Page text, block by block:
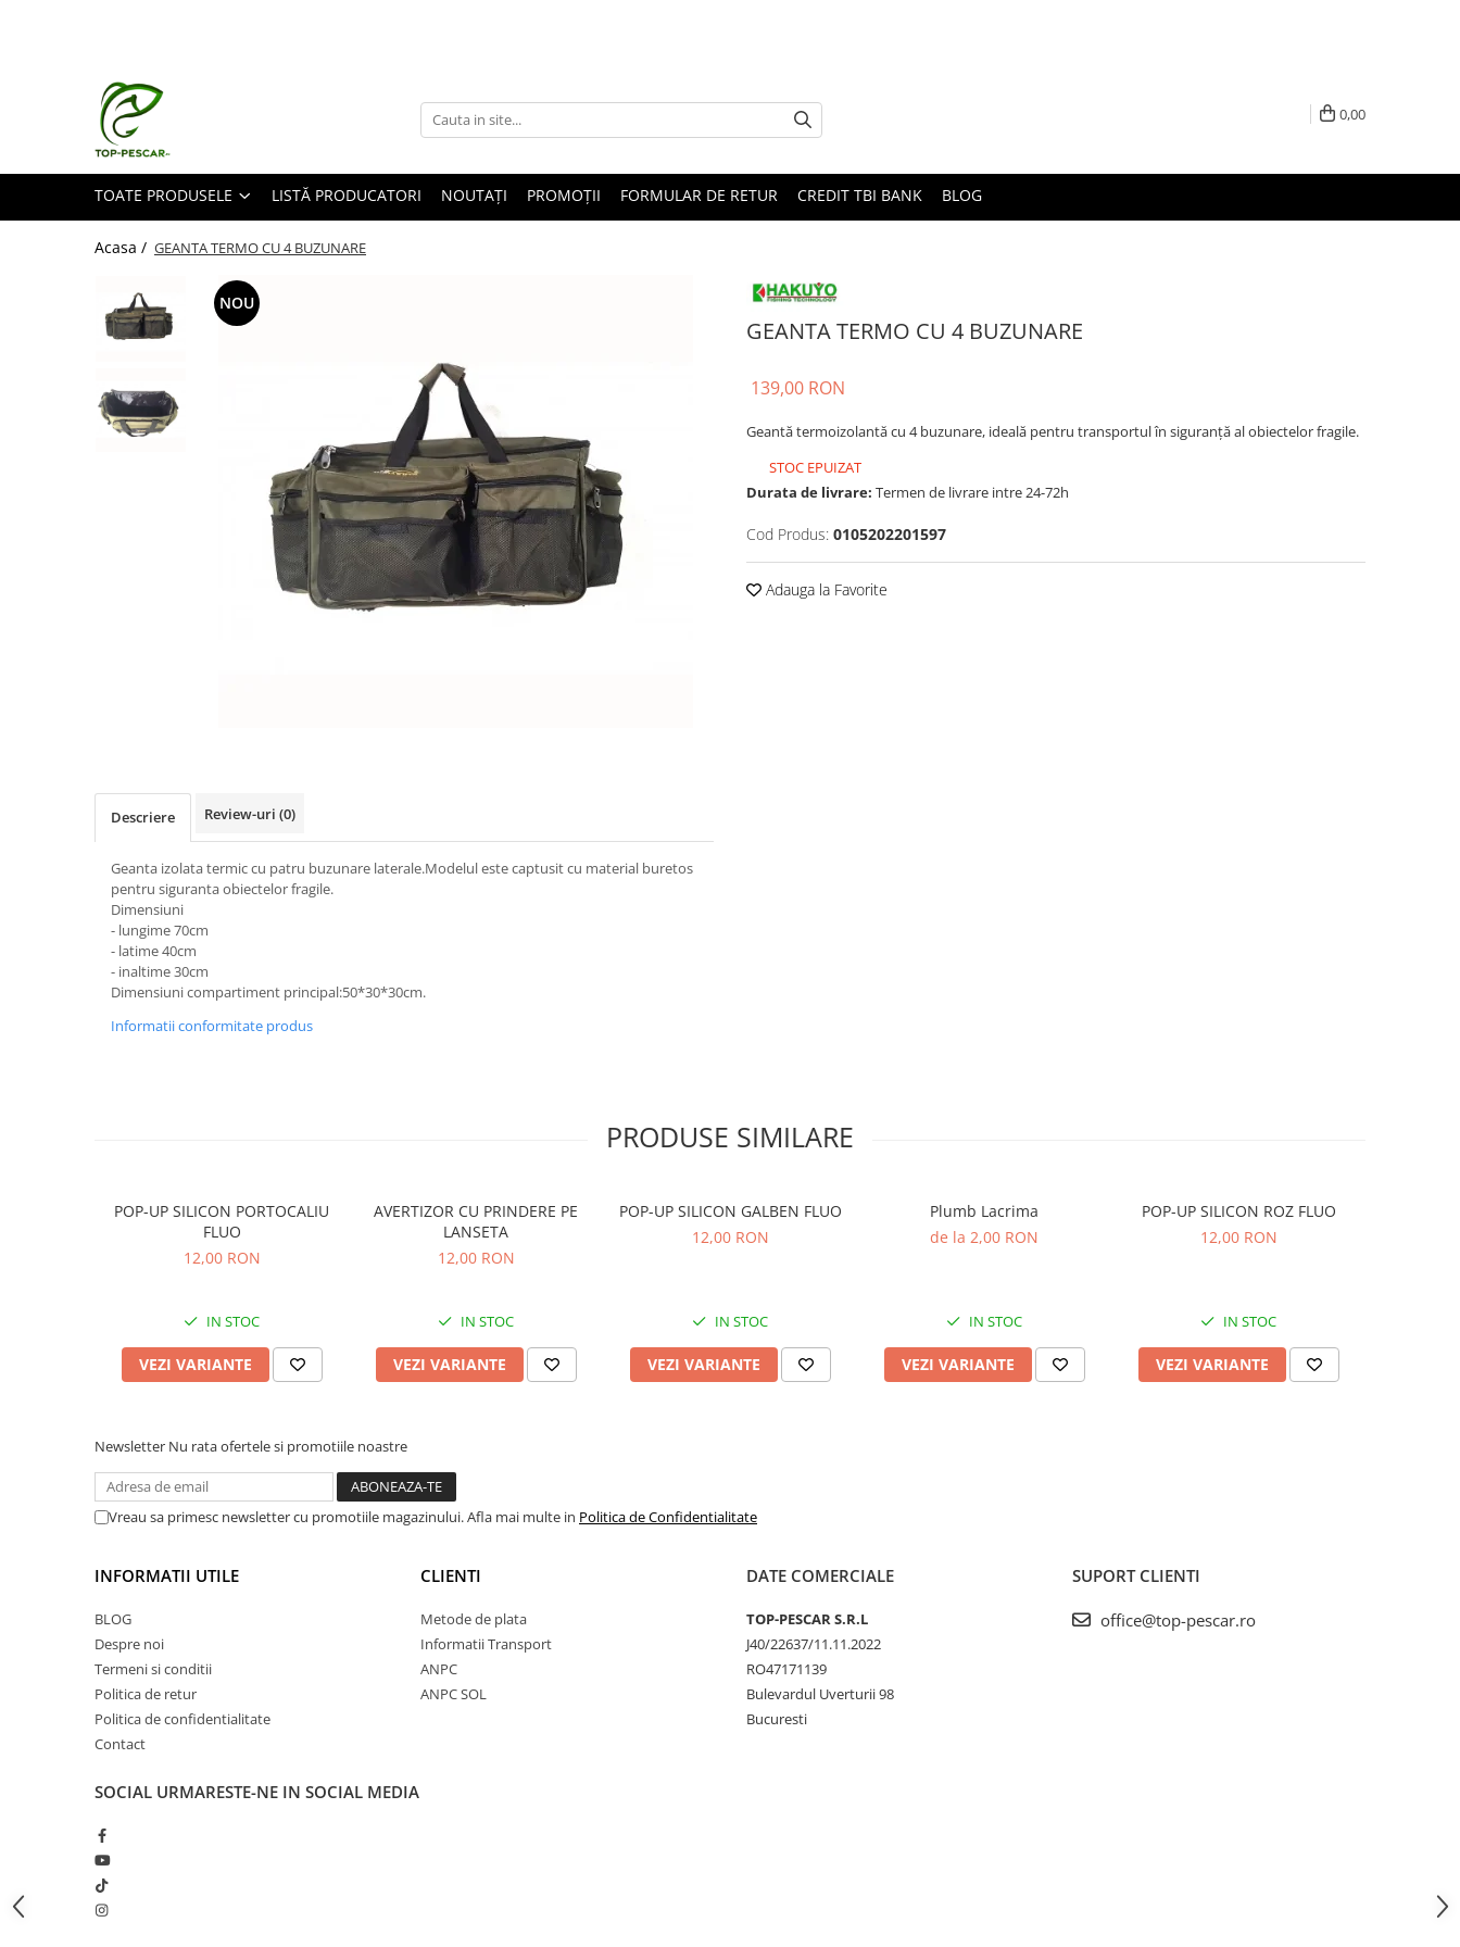
Pescuit la Crap
Echipament de bază
Lansete crap
Mulinete crap
Nadă și momeală
Accesorii crap
Accesorii monturi
Accesorii diverse
Vartej pescuit
Agrafe pescuit
Opritoare pescuit
Lansete feeder
Momitoare method feeder
Coșulețe feeder
Accesorii feeder
Nadă și momeală
Momeală cârlig feeder
Alune tigrate
Semnalizare și suport
Avertizori feeder
Accesorii diverse
Vartej pescuit
Agrafe pescuit
Rig pescuit
Opritoare pescuit
0,00
TOATE PRODUSELE LISTĂ PRODUCATORI NOUTAȚI PROMOȚII FORMULAR DE RETUR CREDIT TBI BANK BLOG
Acasa / GEANTA TERMO CU 4 BUZUNARE
GEANTA TERMO CU 4 BUZUNARE
NOU
139,00 RON
Geantă termoizolantă cu 4 buzunare, ideală pentru transportul în siguranță al obiectelor fragile.
STOC EPUIZAT
Durata de livrare: Termen de livrare intre 24-72h
Cod Produs: 0105202201597
Adauga la Favorite
Descriere Review-uri (0)
Geanta izolata termic cu patru buzunare laterale.Modelul este captusit cu material buretos
pentru siguranta obiectelor fragile.
Dimensiuni
- lungime 70cm
- latime 40cm
- inaltime 30cm
Dimensiuni compartiment principal:50*30*30cm.
Informatii conformitate produs
PRODUSE SIMILARE
POP-UP SILICON PORTOCALIU
FLUO
12,00 RON
IN STOC
VEZI VARIANTE
AVERTIZOR CU PRINDERE PE
LANSETA
12,00 RON
IN STOC
VEZI VARIANTE
POP-UP SILICON GALBEN FLUO
12,00 RON
IN STOC
VEZI VARIANTE
Plumb Lacrima
de la 2,00 RON
IN STOC
VEZI VARIANTE
POP-UP SILICON ROZ FLUO
12,00 RON
IN STOC
VEZI VARIANTE
Newsletter Nu rata ofertele si promotiile noastre
Vreau sa primesc newsletter cu promotiile magazinului. Afla mai multe in Politica de Confidentialitate
INFORMATII UTILE
BLOG
Despre noi
Termeni si conditii
Politica de retur
Politica de confidentialitate
Contact
CLIENTI
Metode de plata
Informatii Transport
ANPC
ANPC SOL
DATE COMERCIALE
TOP-PESCAR S.R.L
J40/22637/11.11.2022
RO47171139
Bulevardul Uverturii 98
Bucuresti
SUPORT CLIENTI
office@top-pescar.ro
SOCIAL URMARESTE-NE IN SOCIAL MEDIA